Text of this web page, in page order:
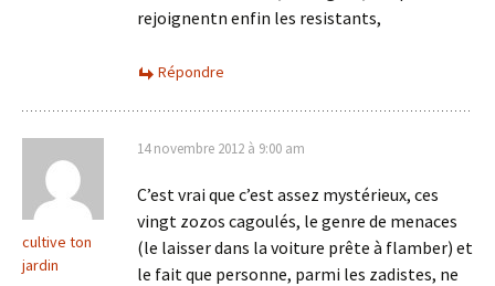
rejoignentn enfin les resistants,
Répondre
cultive ton
jardin
14 novembre 2012 à 9:00 am
C’est vrai que c’est assez mystérieux, ces
vingt zozos cagoulés, le genre de menaces
(le laisser dans la voiture prête à flamber) et
le fait que personne, parmi les zadistes, ne